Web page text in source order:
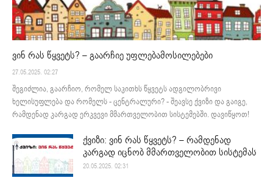
ვინ რას წყვეტს? – გაარჩიე უფლებამოსილებები
27.05.2025. 02:27
შეგიძლია, გაარჩიო, რომელ საკითხს წყვეტს ადგილობრივი
ხელისუფლება და რომელს - ცენტრალური? - შეავსე ქვიზი და გაიგე,
რამდენად კარგად ერკვევი მმართველობით სისტემებში. დავიწყოთ!
ქვიზი: ვინ რას წყვეტს? – რამდენად
კარგად იცნობ მმართველობით სისტემას
20.05.2025. 02:31